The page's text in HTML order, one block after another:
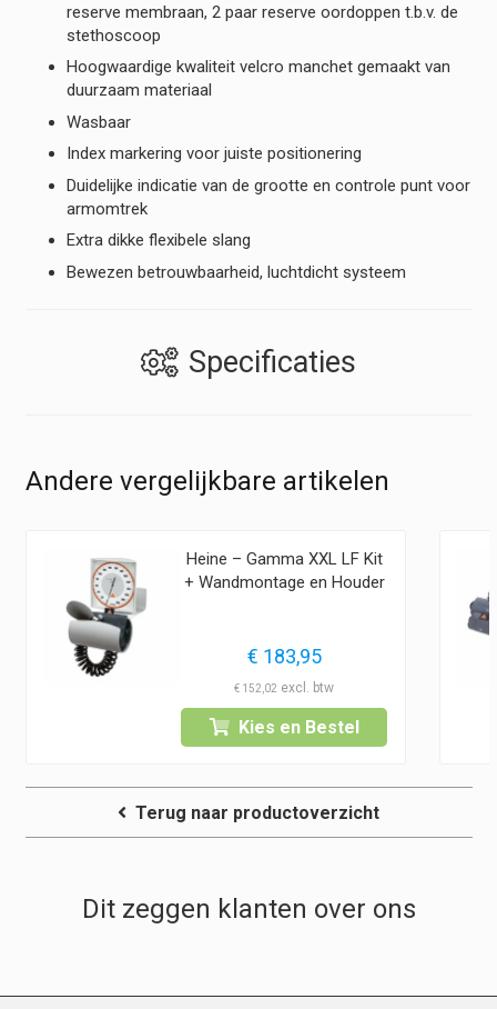
reserve membraan, 2 paar reserve oordoppen t.b.v. de
stethoscoop
Hoogwaardige kwaliteit velcro manchet gemaakt van
duurzaam materiaal
Wasbaar
Index markering voor juiste positionering
Duidelijke indicatie van de grootte en controle punt voor
armomtrek
Extra dikke flexibele slang
Bewezen betrouwbaarheid, luchtdicht systeem
Specificaties
Andere vergelijkbare artikelen
Heine – Gamma XXL LF Kit
+ Wandmontage en Houder
€ 183,95
€ 152,02
Kies en Bestel
Terug naar productoverzicht
Dit zeggen klanten over ons